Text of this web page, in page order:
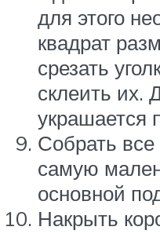
для этого
квадрат
срезать
склеить их.
украшается
Собрать все
самую
основной
Накрыть